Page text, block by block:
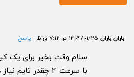
باران باران - پاسخ
سلام وقت بخیر برای یک
با سرعت 4 چقدر تایم نیاز داره؟